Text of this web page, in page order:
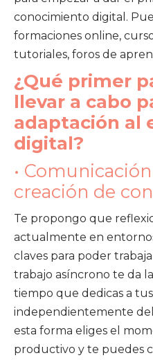
conocimiento digital.
formaciones online,
tutoriales, foros de
¿Qué primer
llevar a cabo
adaptación al
digital?
•
creación de
Te propongo que
actualmente en
claves para poder
trabajo asíncrono te da
tiempo que dedicas a
independientemente
esta forma eliges el
productivo y te puedes